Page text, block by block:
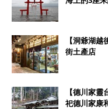
【洞爺湖
街土產店
【德川家
祀德川家康